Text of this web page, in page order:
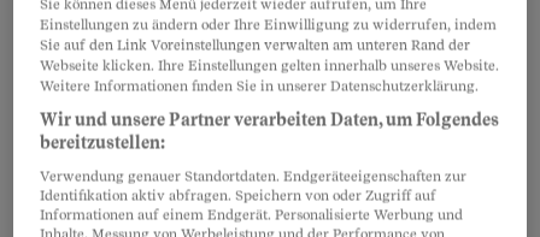
Kettenverträge
Umstrittene Verträge bei der
Post
Mitarbeitende der Paketpost erhalten
oft nur befristete Anstellungen in
Folge. Verdächtig, meinen Kritiker.
Sie können dieses Menü jederzeit wieder aufrufen, um Ihre
Einstellungen zu ändern oder Ihre Einwilligung zu widerrufen, indem
Sie auf den Link Voreinstellungen verwalten am unteren Rand der
Webseite klicken. Ihre Einstellungen gelten innerhalb unseres Website.
Weitere Informationen finden Sie in unserer Datenschutzerklärung.
Wir und unsere Partner verarbeiten Daten, um Folgendes
bereitzustellen:
Verwendung genauer Standortdaten. Endgeräteeigenschaften zur
Identifikation aktiv abfragen. Speichern von oder Zugriff auf
Informationen auf einem Endgerät. Personalisierte Werbung und